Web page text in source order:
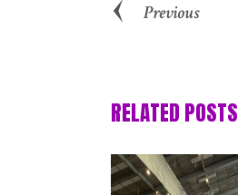
Previous
RELATED POSTS